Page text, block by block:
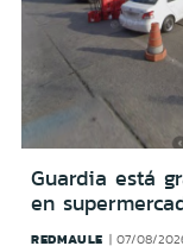
Guardia está
en
REDMAULE 07/08/